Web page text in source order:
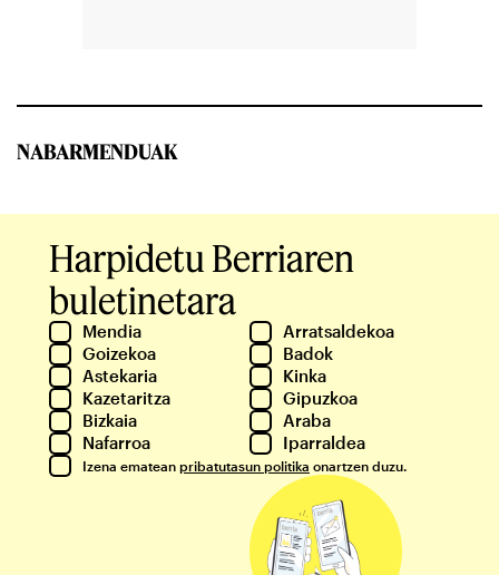
NABARMENDUAK
Harpidetu Berriaren
buletinetara
Mendia
Arratsaldekoa
Goizekoa
Badok
Astekaria
Kinka
Kazetaritza
Gipuzkoa
Bizkaia
Araba
Nafarroa
Iparraldea
Izena ematean pribatutasun politika onartzen duzu.